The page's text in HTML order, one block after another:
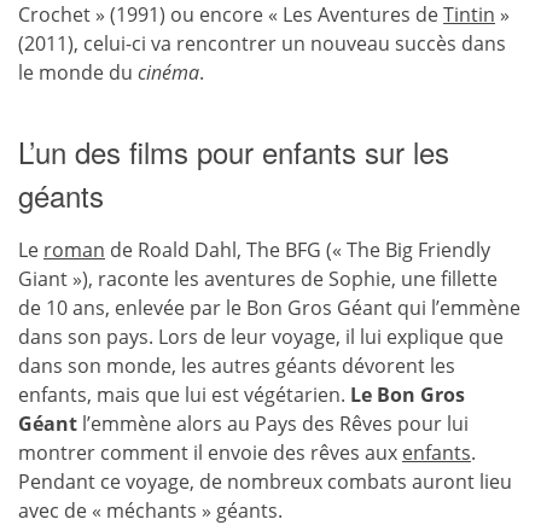
Crochet » (1991) ou encore « Les Aventures deTintin »
(2011), celui-ci va rencontrer un nouveau succès dans
le monde du cinéma.
L’un des films pour enfants sur les
géants
Le roman de Roald Dahl, The BFG (« The Big Friendly
Giant »), raconte les aventures de Sophie, une fillette
de 10 ans, enlevée par le Bon Gros Géant qui l’emmène
dans son pays. Lors de leur voyage, il lui explique que
dans son monde, les autres géants dévorent les
enfants, mais que lui est végétarien. Le Bon Gros
Géant l’emmène alors au Pays des Rêves pour lui
montrer comment il envoie des rêves aux enfants.
Pendant ce voyage, de nombreux combats auront lieu
avec de « méchants » géants.